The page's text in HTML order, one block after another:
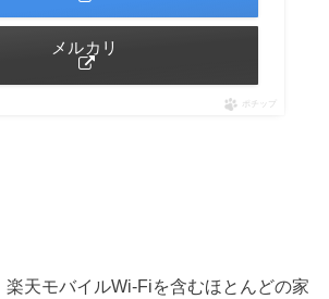
メルカリ
ポチップ
天モバイルWi-Fiを含むほとんどの家